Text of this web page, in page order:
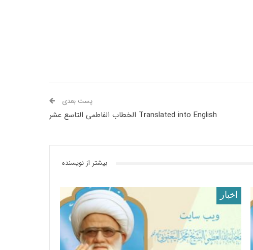
پست بعدی
Translated into English الخطاب الفاطمی التاسع عشر
بیشتر از نویسنده
اخبار